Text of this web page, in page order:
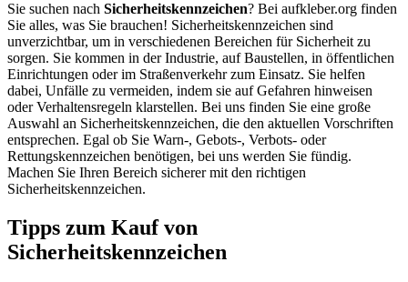
Sie suchen nach Sicherheitskennzeichen? Bei aufkleber.org finden
Sie alles, was Sie brauchen! Sicherheitskennzeichen sind
unverzichtbar, um in verschiedenen Bereichen für Sicherheit zu
sorgen. Sie kommen in der Industrie, auf Baustellen, in öffentlichen
Einrichtungen oder im Straßenverkehr zum Einsatz. Sie helfen
dabei, Unfälle zu vermeiden, indem sie auf Gefahren hinweisen
oder Verhaltensregeln klarstellen. Bei uns finden Sie eine große
Auswahl an Sicherheitskennzeichen, die den aktuellen Vorschriften
entsprechen. Egal ob Sie Warn-, Gebots-, Verbots- oder
Rettungskennzeichen benötigen, bei uns werden Sie fündig.
Machen Sie Ihren Bereich sicherer mit den richtigen
Sicherheitskennzeichen.
Tipps zum Kauf von
Sicherheitskennzeichen